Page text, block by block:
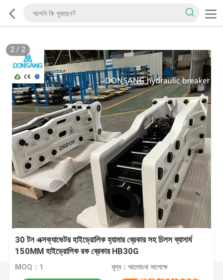
2/ 2
30 টন এক্সক্যাভেটর হাইড্রোলিক হ্যামার ব্রেকার সহ চিলস ব্যাসার্ধ
150MM হাইড্রোলিক রক ব্রেকার HB30G
MOQ：1 মূল্য：আলোচনা সাপেক্ষে